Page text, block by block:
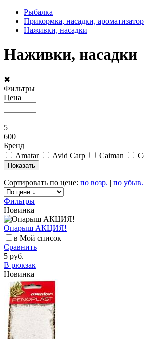
Рыбалка
Прикормка, насадки,
Наживки, насадки
Наживки, насадки
✖
Фильтры
Цена
5
600
Бренд
Amatar
Avid Carp Caiman
Сортировать по цене: по возр. | по убыв.
Фильтры
Новинка
Опарыш АКЦИЯ!
в Мой список
Сравнить
5 руб.
В рюкзак
Новинка